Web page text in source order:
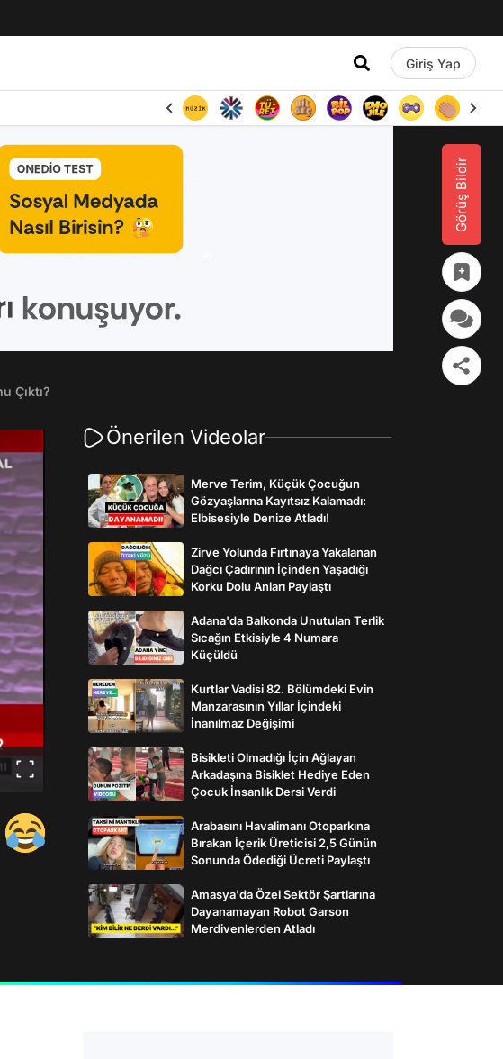
Giriş Yap
Görüş Bildir
Çıktı?
Önerilen Videolar
Merve Terim, Küçük Çocuğun
Gözyaşlarına Kayıtsız Kalamadı:
Elbisesiyle Denize Atladı!
Zirve Yolunda Fırtınaya Yakalanan
Dağcı Çadırının İçinden Yaşadığı
Korku Dolu Anları Paylaştı
Adana'da Balkonda Unutulan Terlik
Sıcağın Etkisiyle 4 Numara
Küçüldü
Kurtlar Vadisi 82. Bölümdeki Evin
Manzarasının Yıllar İçindeki
İnanılmaz Değişimi
Bisikleti Olmadığı İçin Ağlayan
Arkadaşına Bisiklet Hediye Eden
Çocuk İnsanlık Dersi Verdi
Arabasını Havalimanı Otoparkına
Bırakan İçerik Üreticisi 2,5 Günün
Sonunda Ödediği Ücreti Paylaştı
Amasya'da Özel Sektör Şartlarına
Dayanamayan Robot Garson
Merdivenlerden Atladı